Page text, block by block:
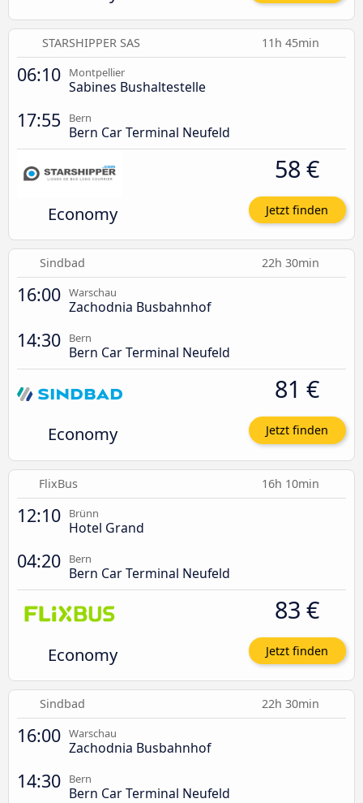
STARSHIPPER SAS 11h 45min
06:10 Montpellier
Sabines Bushaltestelle
17:55 Bern
Bern Car Terminal Neufeld
Economy
58 €
Jetzt finden
Sindbad 22h 30min
16:00 Warschau
Zachodnia Busbahnhof
14:30 Bern
Bern Car Terminal Neufeld
Economy
81 €
Jetzt finden
FlixBus 16h 10min
12:10 Brünn
Hotel Grand
04:20 Bern
Bern Car Terminal Neufeld
Economy
83 €
Jetzt finden
Sindbad 22h 30min
16:00 Warschau
Zachodnia Busbahnhof
14:30 Bern
Bern Car Terminal Neufeld